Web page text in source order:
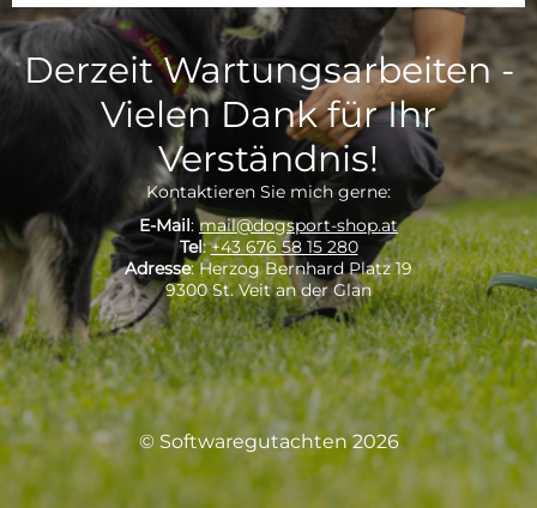
Derzeit Wartungsarbeiten -
Vielen Dank für Ihr
Verständnis!
Kontaktieren Sie mich gerne:
E-Mail:mail@dogsport-shop.at
Tel:+43 676 58 15 280
Adresse: Herzog Bernhard Platz 19
9300 St. Veit an der Glan
© Softwaregutachten 2026